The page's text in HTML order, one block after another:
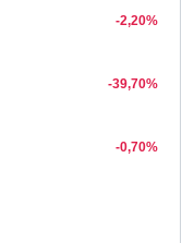
-2,20%
-39,70%
-0,70%